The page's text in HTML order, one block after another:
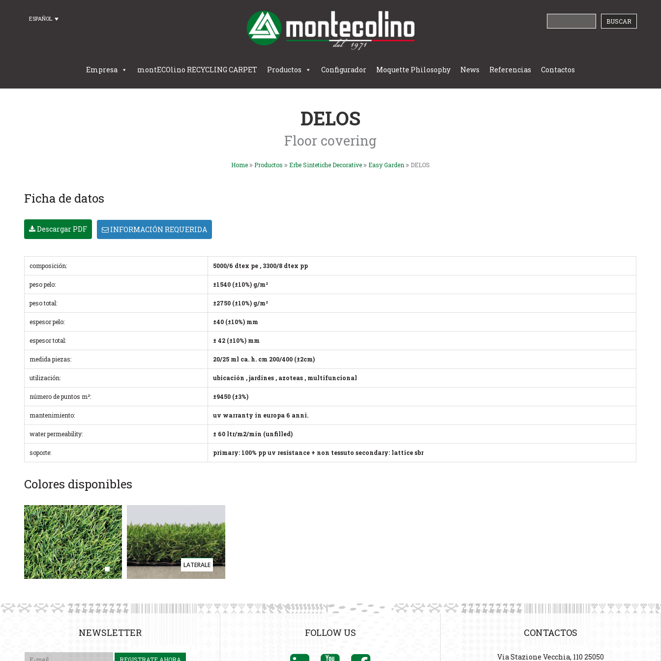
ESPAÑOL
Empresa montECOlino RECYCLING CARPET Productos Configurador Moquette Philosophy News Referencias Contactos
DELOS
Floor covering
Home Productos Erbe Sintetiche Decorative Easy Garden DELOS
Ficha de datos
Descargar PDF INFORMACIÓN REQUERIDA
composición: 5000/6 dtex pe , 3300/8 dtex pp
peso pelo: ±1540 (±10%) g/m²
peso total: ±2750 (±10%) g/m²
espesor pelo: ±40 (±10%) mm
espesor total: ± 42 (±10%) mm
medida piezas: 20/25 ml ca. h. cm 200/400 (±2cm)
utilización: ubicación , jardines , azoteas , multifuncional
número de puntos m²: ±9450 (±3%)
mantenimiento: uv warranty in europa 6 anni.
water permeability: ± 60 ltr/m2/min (unfilled)
soporte: primary: 100% pp uv resistance + non tessuto secondary: lattice sbr
Colores disponibles
LATERALE
NEWSLETTER FOLLOW US CONTACTOS
Via Stazione Vecchia, 110 25050